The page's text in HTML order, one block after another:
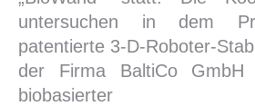
untersuchen in dem
patentierte 3-D-Roboter-
der Firma BaltiCo GmbH
biobasierter